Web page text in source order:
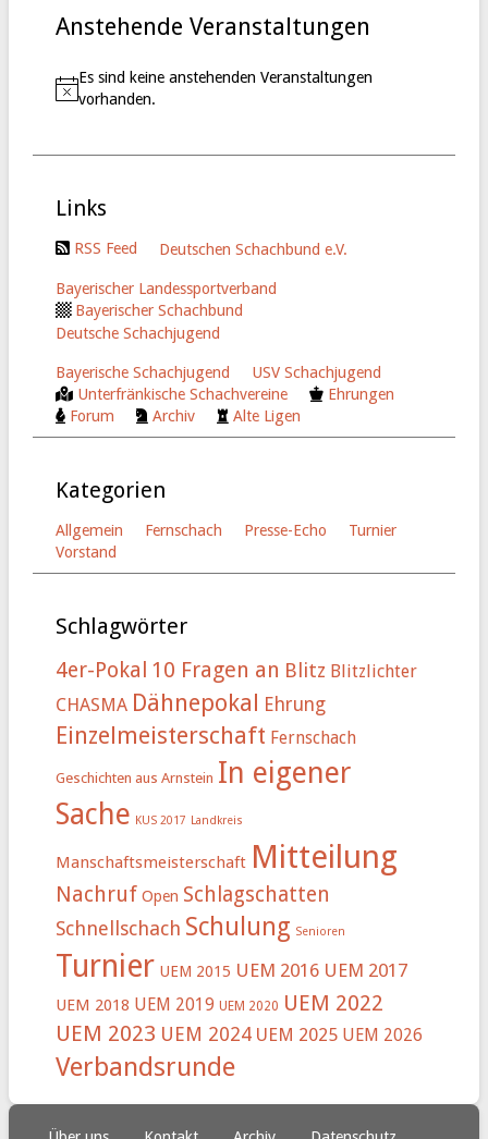
Anstehende Veranstaltungen
H
Es sind keine anstehenden Veranstaltungen
vorhanden.
Links
RSS Feed Deutschen Schachbund e.V.
Bayerischer Landessportverband
Bayerischer Schachbund
Deutsche Schachjugend
Bayerische Schachjugend
USV Schachjugend
Unterfränkische Schachvereine
Ehrungen
Forum
Archiv Alte Ligen
Kategorien
Allgemein Fernschach Presse-Echo
Turnier
Vorstand
Schlagwörter
4er-Pokal 10 Fragen an Blitz Blitzlichter
CHASMA Dähnepokal Ehrung
Einzelmeisterschaft Fernschach
Geschichten aus Arnstein In eigener
Sache KUS 2017 Landkreis
Manschaftsmeisterschaft Mitteilung
Nachruf Open Schlagschatten
Schnellschach Schulung Senioren
Turnier UEM 2015 UEM 2016 UEM 2017
UEM 2018 UEM 2019 UEM 2020 UEM 2022
UEM 2023 UEM 2024 UEM 2025 UEM 2026
Verbandsrunde